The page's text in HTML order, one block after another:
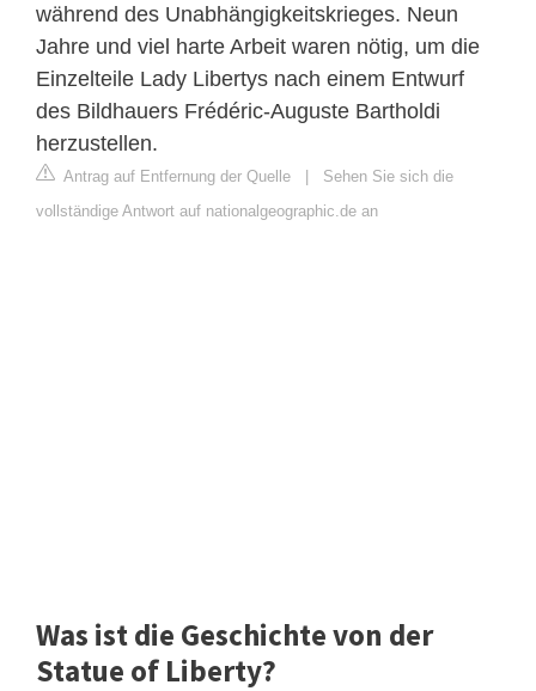
während des Unabhängigkeitskrieges. Neun
Jahre und viel harte Arbeit waren nötig, um die
Einzelteile Lady Libertys nach einem Entwurf
des Bildhauers Frédéric-Auguste Bartholdi
herzustellen.
Antrag auf Entfernung der Quelle | Sehen Sie sich die
vollständige Antwort auf nationalgeographic.de an
Was ist die Geschichte von der
Statue of Liberty?